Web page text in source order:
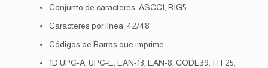
Conjunto de caracteres: ASCCI, BIG5
Caracteres por línea: 42/48
Códigos de Barras que imprime:
1D UPC-A, UPC-E, EAN-13, EAN-8, CODE39, ITF25,